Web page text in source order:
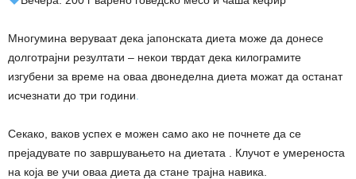
Многумина веруваат дека јапонската диета може да донесе
долготрајни резултати – некои тврдат дека килограмите
изгубени за време на оваа двонеделна диета можат да останат
исчезнати до три години
Секако, ваков успех е можен само ако не почнете да се
прејадувате по завршувањето на диетата . Клучот е умереноста
на која ве учи оваа диета да стане трајна навика.